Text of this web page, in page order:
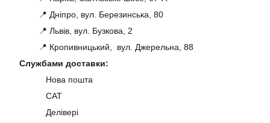
📍 Дніпро, вул. Березинська, 80
📍 Львів, вул. Бузкова, 2
📍 Кропивницький, вул. Джерельна, 88
Службами доставки:
Нова пошта
САТ
Делівері